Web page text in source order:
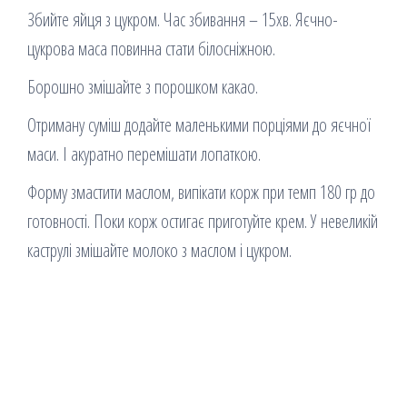
Збийте яйця з цукром. Час збивання – 15хв. Яєчно-
цукрова маса повинна стати білосніжною.
Борошно змішайте з порошком какао.
Отриману суміш додайте маленькими порціями до яєчної
маси. І акуратно перемішати лопаткою.
Форму змастити маслом, випікати корж при темп 180 гр до
готовності. Поки корж остигає приготуйте крем. У невеликій
каструлі змішайте молоко з маслом і цукром.